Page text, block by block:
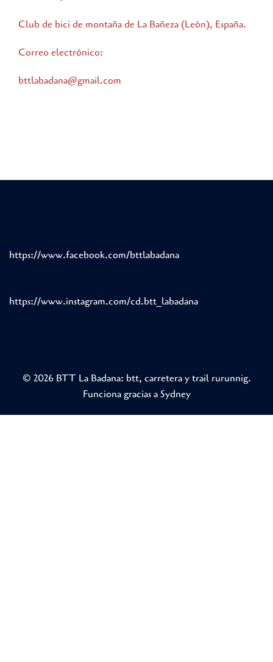
Club de bici de montaña de La Bañeza (León), España.
Correo electrónico:
bttlabadana@gmail.com
https://www.facebook.com/bttlabadana
https://www.instagram.com/cd.btt_labadana
© 2026 BTT La Badana: btt, carretera y trail rurunnig.
Funciona gracias aSydney